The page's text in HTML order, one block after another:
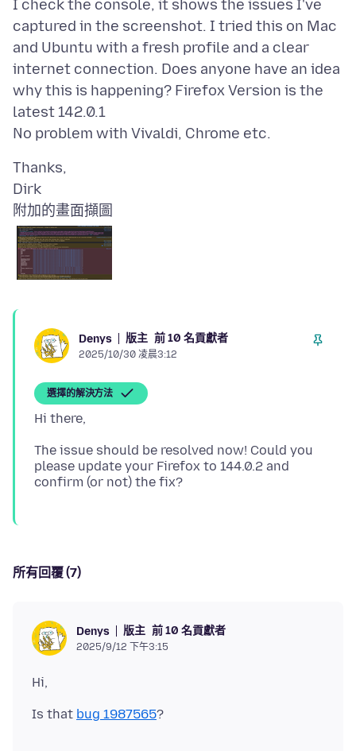
I check the console, it shows the issues I've
captured in the screenshot. I tried this on Mac
and Ubuntu with a fresh profile and a clear
internet connection. Does anyone have an idea
why this is happening? Firefox Version is the
latest 142.0.1
Thanks,
附加的畫面擷圖
Denys 版主 前 10 名貢獻者
2025/10/30 凌晨3:12
選擇的解決方法
The issue should be resolved now! Could you
please update your Firefox to 144.0.2 and
所有回覆 (7)
Denys 版主 前 10 名貢獻者
2025/9/12 下午3:15
Is that bug 1987565